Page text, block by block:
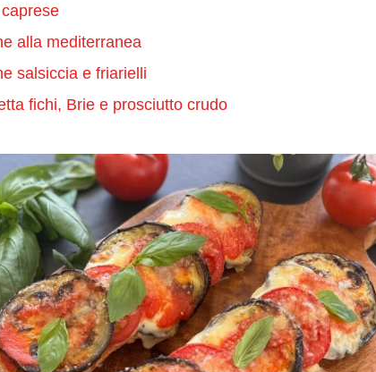
alla mediterranea
salsiccia e friarielli
fichi, Brie e prosciutto crudo